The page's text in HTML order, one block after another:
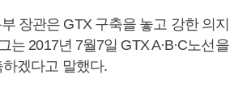
장관은 GTX 구축을 놓고 강한 의지
는 2017년 7월7일 GTX A·B·C노선을
겠다고 말했다.